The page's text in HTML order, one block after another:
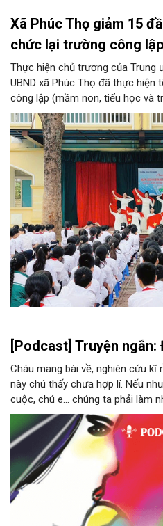
Xã Phúc Thọ giảm 15
chức lại trường công
Thực hiện chủ trương của Trung
UBND xã Phúc Thọ đã thực hiện
công lập (mầm non, tiểu học và
độc lập thành 11 trường. Sau khi
đầu mối đơn vị, tỷ lệ tinh gọn đạt
[Podcast] Truyện ngắn:
Cháu mang bài về, nghiên cứu kĩ
này chú thấy chưa hợp lí. Nếu
cuộc, chú e… chúng ta phải làm
thì tiếp tục nhé! Chú Minh cầm
ngại ngùng đỡ lấy. Đây là lần thứ
bị Tổng biên tập kêu lên để trả lại...